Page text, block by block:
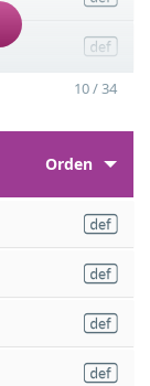
10 / 34
Orden